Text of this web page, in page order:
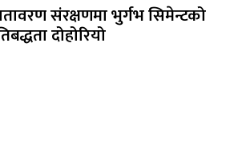
संरक्षणमा भुर्गभ सिमेन्टको
दोहोरियो